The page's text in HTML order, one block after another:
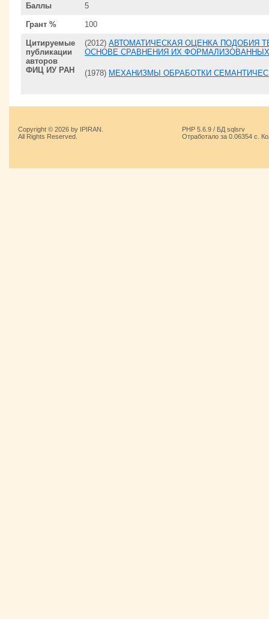
Баллы 5
Грант % 100
Цитируемые
публикации
авторов
ФИЦ ИУ РАН
(2012) АВТОМАТИЧЕСКАЯ ОЦЕНКА ПОДОБИЯ
ОСНОВЕ СРАВНЕНИЯ ИХ
(1978) МЕХАНИЗМЫ ОБРАБОТКИ
Copyright © 2026 by IPIRAN.
All Rights Reserved.
PHP 5.6.9 / БД sqlsrv
Отработало за 0.06354 с.